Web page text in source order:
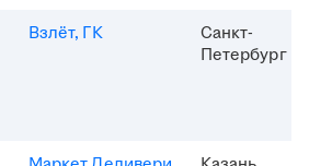
Взлёт, ГК
Санкт-
Петербург